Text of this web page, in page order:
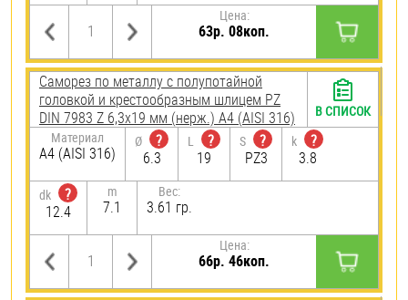
Цена:
63р. 08коп.
Саморез по металлу с полупотайной
головкой и крестообразным шлицем PZ
DIN 7983 Z 6,3х19 мм (нерж.) A4 (AISI 316)
Материал
A4 (AISI 316)
Ø
?
6.3
L
?
19
S
?
PZ3
k
?
3.8
dk
?
12.4
m
7.1
Вес:
3.61 гр.
Цена:
66р. 46коп.
В СПИСОК